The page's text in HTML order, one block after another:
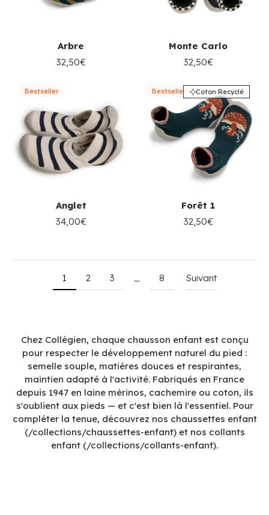
Arbre
32,50€
Monte Carlo
32,50€
Bestseller
Anglet
34,00€
Bestseller Coton Recyclé
Forêt 1
32,50€
1 2 3 … 8 Suivant
Chez Collégien, chaque chausson enfant est conçu
pour respecter le développement naturel du pied :
semelle souple, matières douces et respirantes,
maintien adapté à l'activité. Fabriqués en France
depuis 1947 en laine mérinos, cachemire ou coton, ils
s'oublient aux pieds — et c'est bien là l'essentiel. Pour
compléter la tenue, découvrez nos chaussettes enfant
(/collections/chaussettes-enfant) et nos collants
enfant (/collections/collants-enfant).